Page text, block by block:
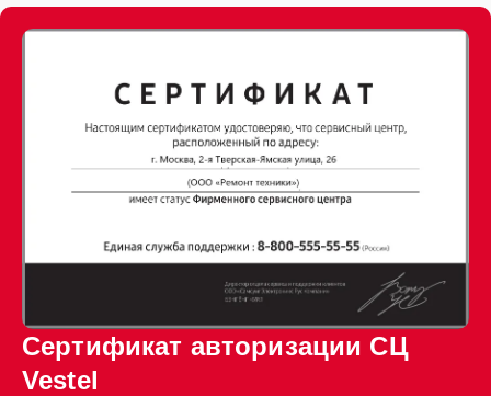
Сертификат авторизации СЦ
Vestel